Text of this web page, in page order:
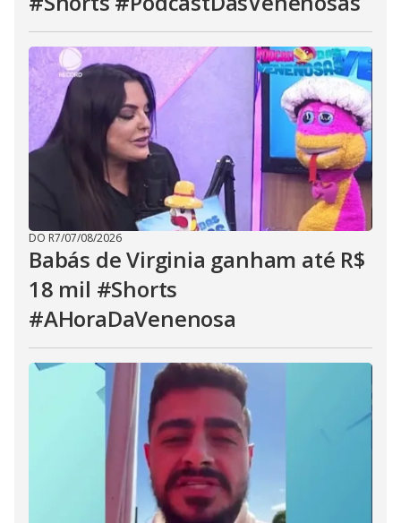
DO R7/07/08/2026
Babás de Virginia ganham até R$
18 mil #Shorts
#AHoraDaVenenosa